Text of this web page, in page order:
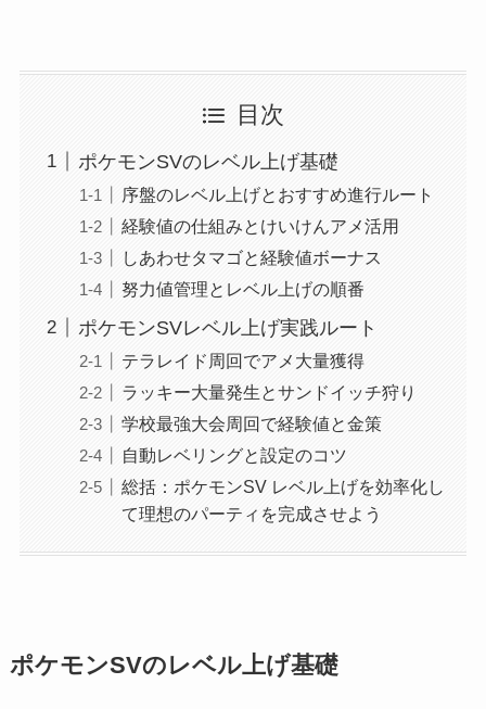
目次
ポケモンSVのレベル上げ基礎
序盤のレベル上げとおすすめ進行ルート
経験値の仕組みとけいけんアメ活用
しあわせタマゴと経験値ボーナス
努力値管理とレベル上げの順番
ポケモンSVレベル上げ実践ルート
テラレイド周回でアメ大量獲得
ラッキー大量発生とサンドイッチ狩り
学校最強大会周回で経験値と金策
自動レベリングと設定のコツ
総括：ポケモンSV レベル上げを効率化し
て理想のパーティを完成させよう
ポケモンSVのレベル上げ基礎